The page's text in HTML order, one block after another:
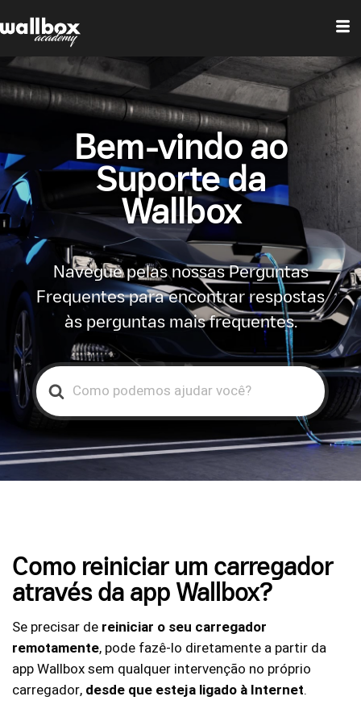
Bem-vindo ao
Suporte da
Wallbox
Navegue pelas nossas Perguntas
Frequentes para encontrar respostas
às perguntas mais frequentes.
Search
For
Como reiniciar um carregador
através da app Wallbox?
Se precisar de reiniciar o seu carregador
remotamente, pode fazê-lo diretamente a partir da
app Wallbox sem qualquer intervenção no próprio
carregador, desde que esteja ligado à Internet.